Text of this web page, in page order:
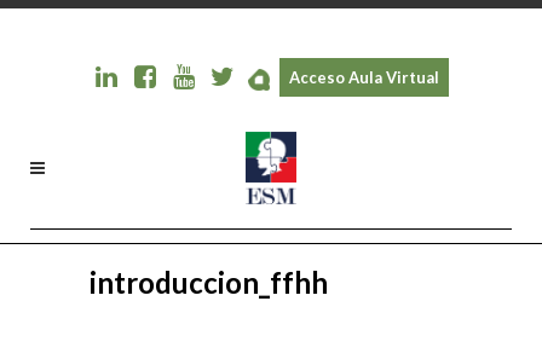
Acceso Aula Virtual
introduccion_ffhh